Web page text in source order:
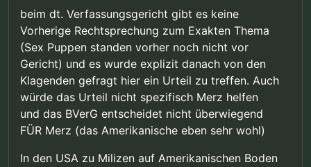
beim dt. Verfassungsgericht gibt es keine
Vorherige Rechtsprechung zum Exakten Thema
(Sex Puppen standen vorher noch nicht vor
Gericht) und es wurde explizit danach von den
Klagenden gefragt hier ein Urteil zu treffen. Auch
würde das Urteil nicht spezifisch Merz helfen
und das BVerG entscheidet nicht überwiegend
FÜR Merz (das Amerikanische eben sehr wohl)
In den USA zu Milizen auf Amerikanischen Boden